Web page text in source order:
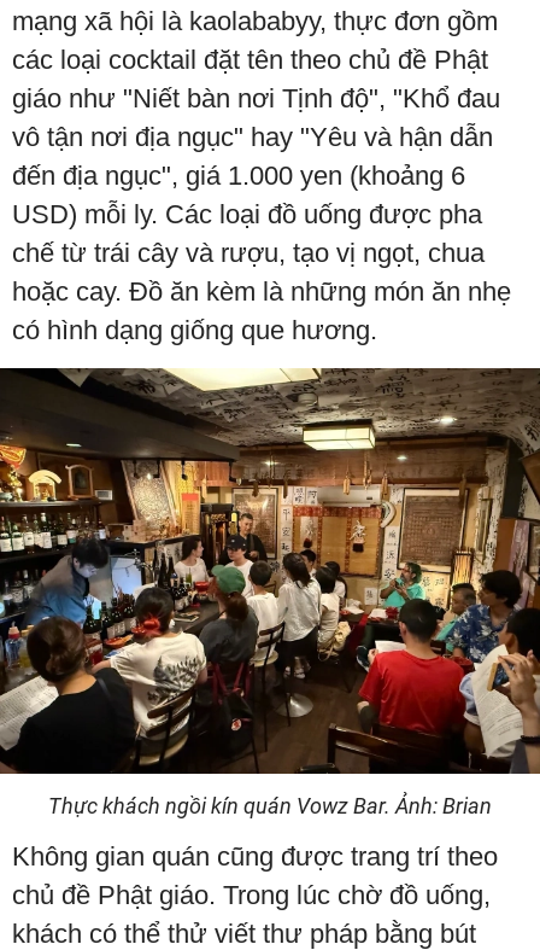
mạng xã hội là kaolababyy, thực đơn gồm
các loại cocktail đặt tên theo chủ đề Phật
giáo như "Niết bàn nơi Tịnh độ", "Khổ đau
vô tận nơi địa ngục" hay "Yêu và hận dẫn
đến địa ngục", giá 1.000 yen (khoảng 6
USD) mỗi ly. Các loại đồ uống được pha
chế từ trái cây và rượu, tạo vị ngọt, chua
hoặc cay. Đồ ăn kèm là những món ăn nhẹ
có hình dạng giống que hương.
Thực khách ngồi kín quán Vowz Bar. Ảnh: Brian
Không gian quán cũng được trang trí theo
chủ đề Phật giáo. Trong lúc chờ đồ uống,
khách có thể thử viết thư pháp bằng bút